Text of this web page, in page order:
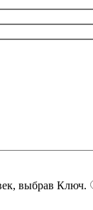
выбрав Ключ.